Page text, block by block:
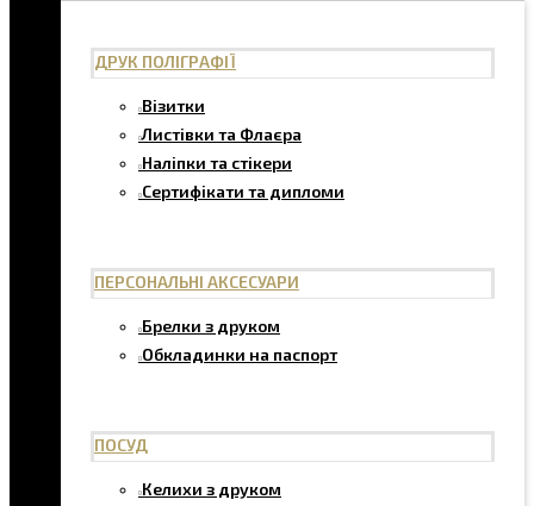
ДРУК ПОЛІГРАФІЇ
Візитки
Листівки та Флаєра
Наліпки та стікери
Сертифікати та дипломи
ПЕРСОНАЛЬНІ АКСЕСУАРИ
Брелки з друком
Обкладинки на паспорт
ПОСУД
Келихи з друком